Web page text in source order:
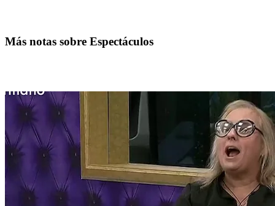
Más notas sobre Espectáculos